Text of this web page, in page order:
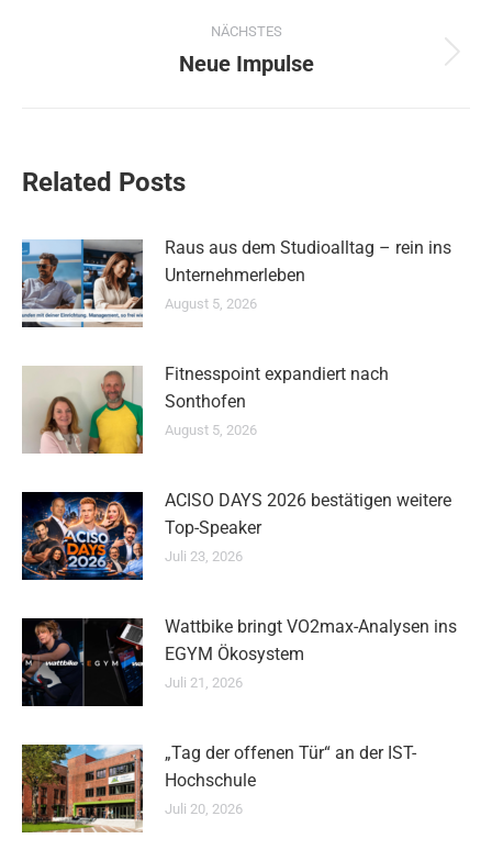
NÄCHSTES
Nächster
Neue Impulse
Related Posts
Raus aus dem Studioalltag – rein ins
Unternehmerleben
August 5, 2026
Fitnesspoint expandiert nach
Sonthofen
August 5, 2026
ACISO DAYS 2026 bestätigen weitere
Top-Speaker
Juli 23, 2026
Wattbike bringt VO2max-Analysen ins
EGYM Ökosystem
Juli 21, 2026
„Tag der offenen Tür“ an der IST-
Hochschule
Juli 20, 2026